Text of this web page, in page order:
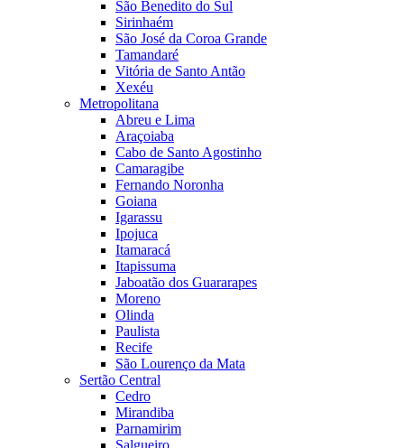
São Benedito do Sul
Sirinhaém
São José da Coroa Grande
Tamandaré
Vitória de Santo Antão
Xexéu
Metropolitana
Abreu e Lima
Araçoiaba
Cabo de Santo Agostinho
Camaragibe
Fernando Noronha
Goiana
Igarassu
Ipojuca
Itamaracá
Itapissuma
Jaboatão dos Guararapes
Moreno
Olinda
Paulista
Recife
São Lourenço da Mata
Sertão Central
Cedro
Mirandiba
Parnamirim
Salgueiro